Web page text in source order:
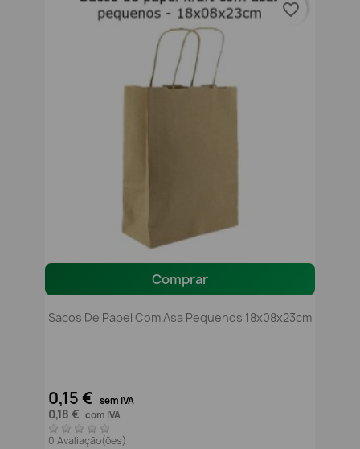
Comprar
Sacos De Papel Com Asa Pequenos 18x08x23cm
0,15 € sem IVA
0,18 € com IVA
0 Avaliação(ões)
favorite_border